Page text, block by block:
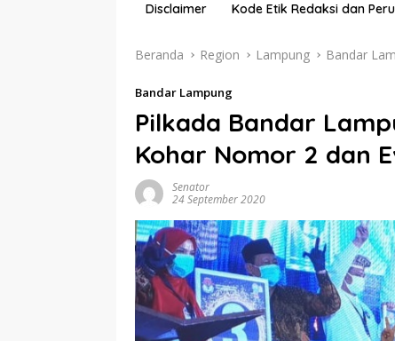
Disclaimer Kode Etik Redaksi dan
Beranda Region Lampung Bandar
Bandar Lampung
Pilkada Bandar
Kohar Nomor 2 dan
Senator
24 September 2020